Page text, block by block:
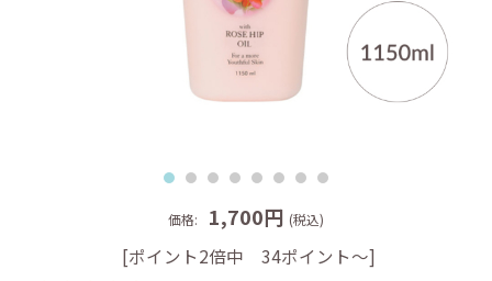
価格: 1,700円 (税込)
[ポイント2倍中 34ポイント～]